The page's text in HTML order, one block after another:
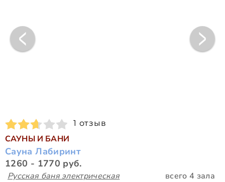
1 отзыв
САУНЫ И БАНИ
Сауна Лабиринт
1260 - 1770 руб.
Русская баня электрическая всего 4 зала